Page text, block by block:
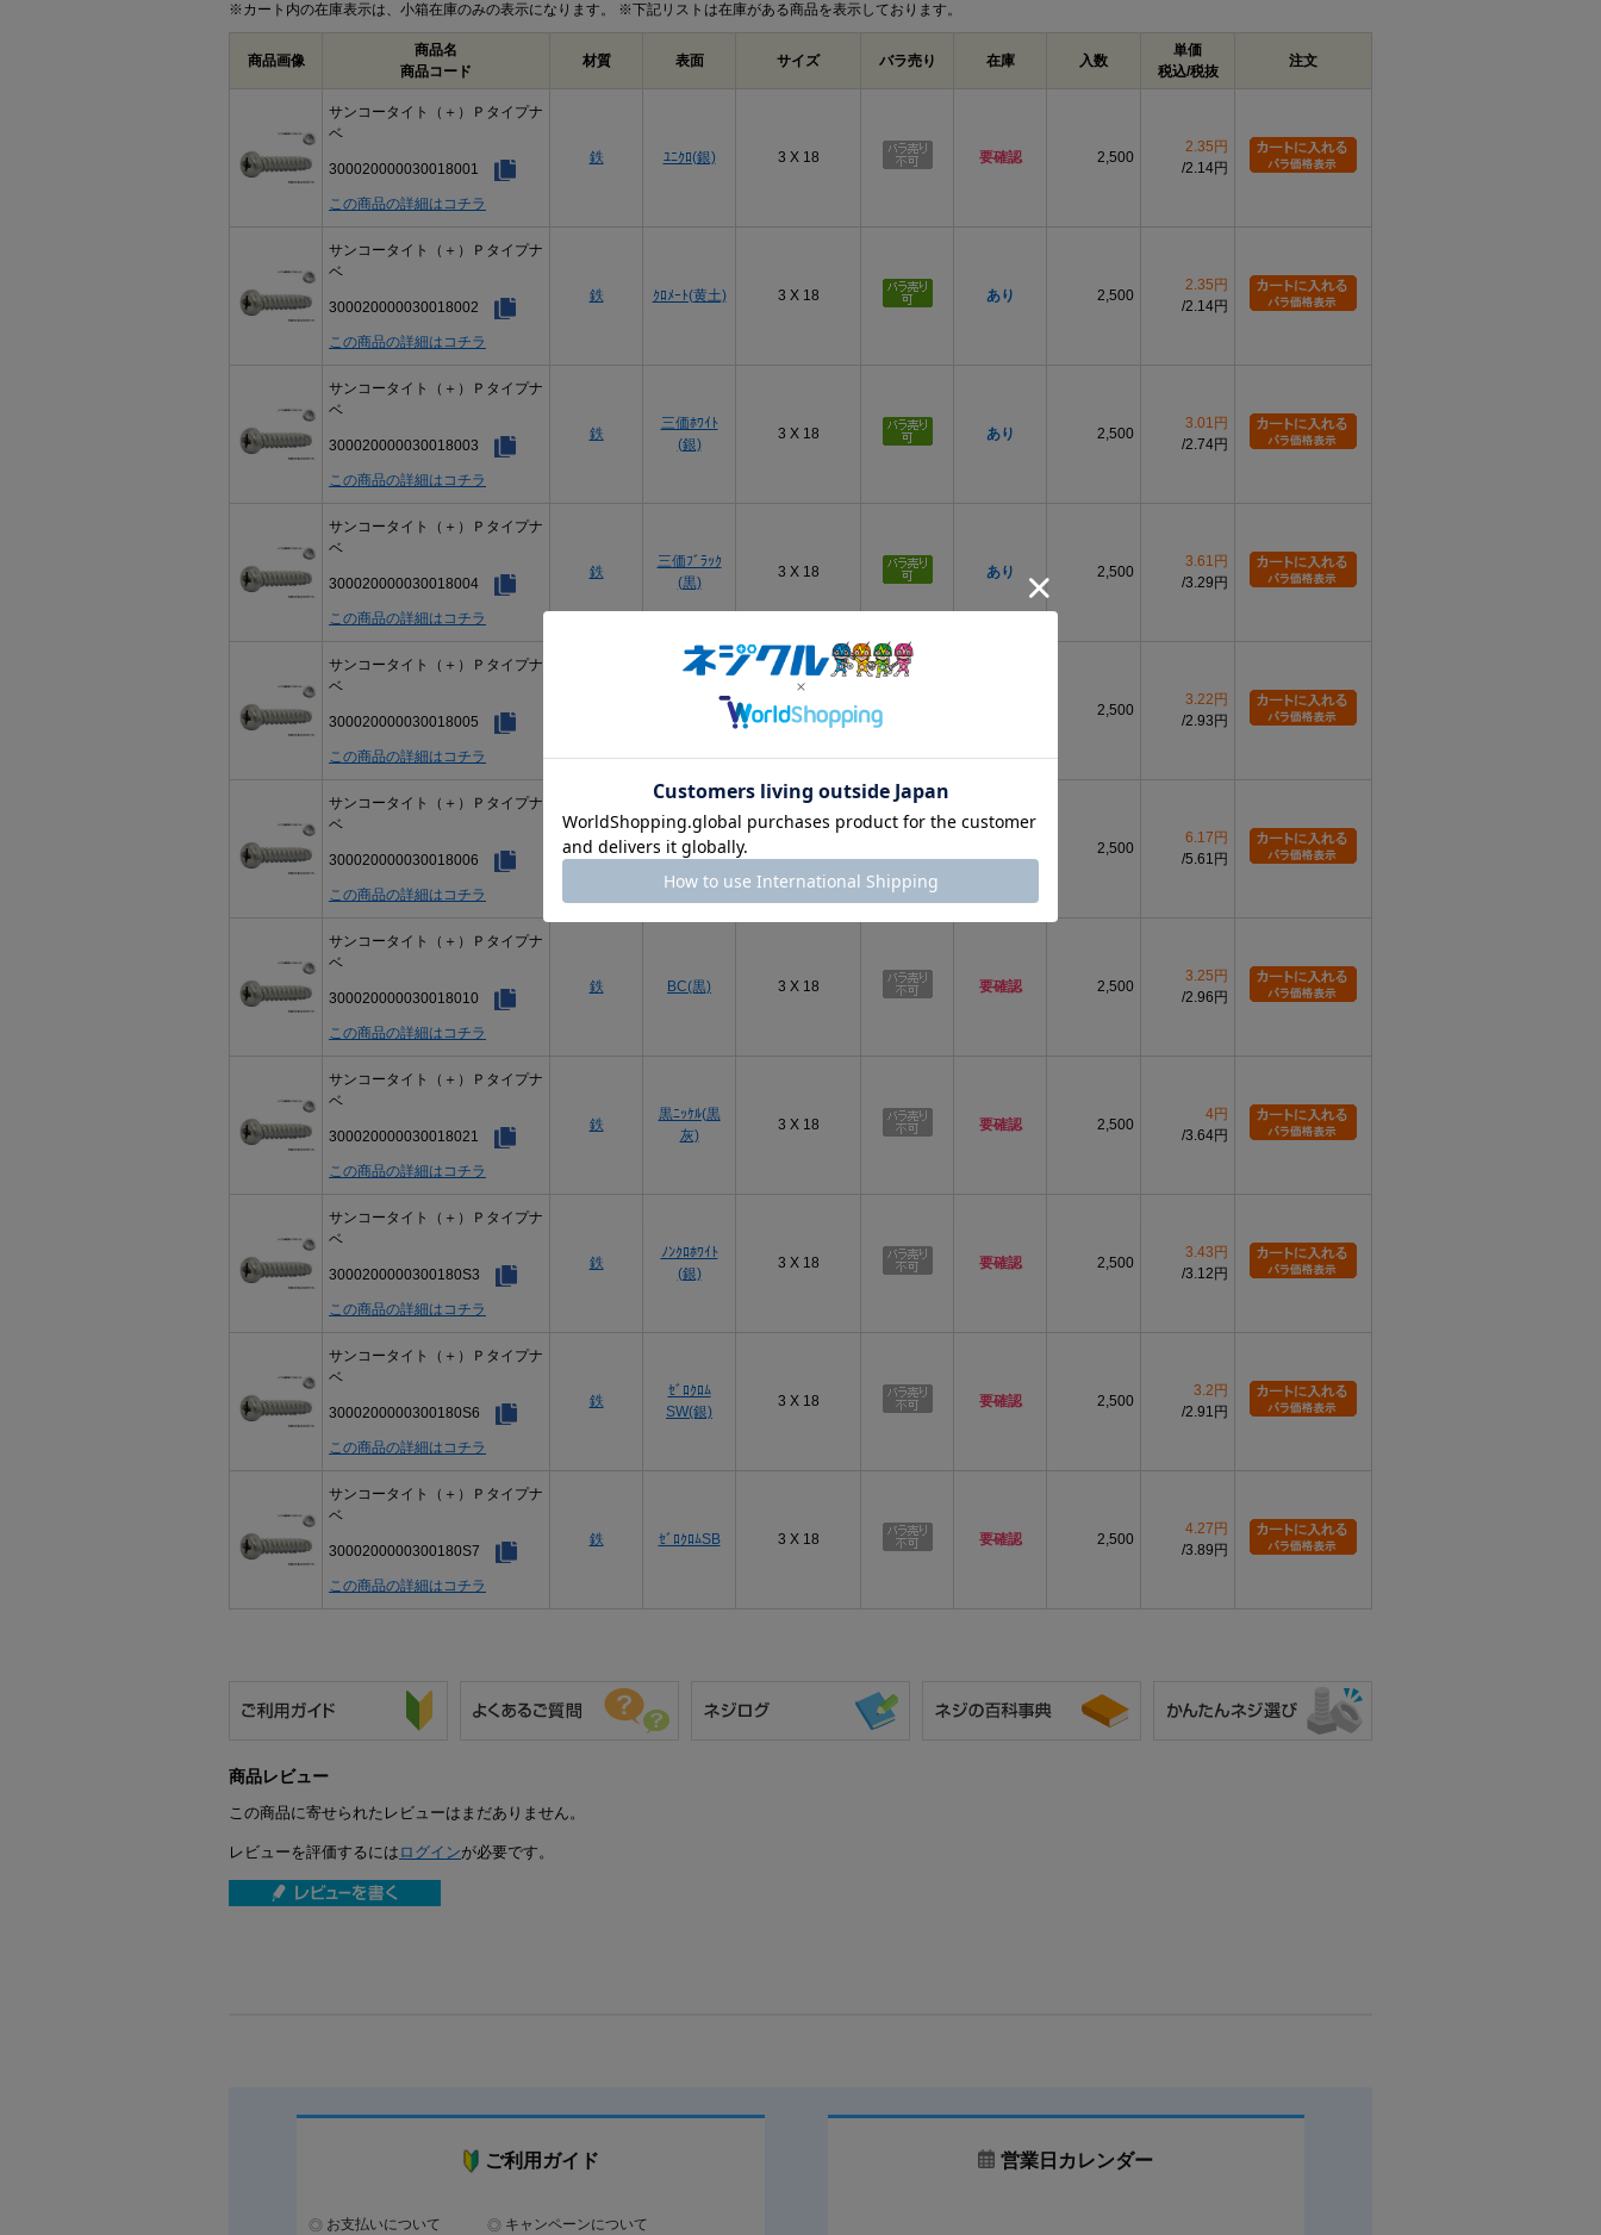
※カート内の在庫表示は、小箱在庫のみの表示になります。 ※下記リストは在庫がある商品を表示しております。
商品画像
商品名
商品コード
材質 表面 サイズ バラ売り 在庫 入数
単価
税込/税抜
注文
サンコータイト（＋）Ｐタイプナ
ベ
300020000030018001
この商品の詳細はコチラ
鉄 ﾕﾆｸﾛ(銀) 3 X 18 要確認 2,500
2.35円
2.14円
サンコータイト（＋）Ｐタイプナ
ベ
300020000030018002
この商品の詳細はコチラ
鉄 ｸﾛﾒｰﾄ(黄土) 3 X 18 あり 2,500
2.35円
2.14円
サンコータイト（＋）Ｐタイプナ
ベ
300020000030018003
この商品の詳細はコチラ
鉄
三価ﾎﾜｲﾄ
(銀)
3 X 18 あり 2,500
3.01円
2.74円
サンコータイト（＋）Ｐタイプナ
ベ
300020000030018004
この商品の詳細はコチラ
鉄
三価ﾌﾞﾗｯｸ
(黒)
3 X 18 あり 2,500
3.61円
3.29円
サンコータイト（＋）Ｐタイプナ
ベ
300020000030018005
この商品の詳細はコチラ
3 X 18 2,500
3.22円
2.93円
サンコータイト（＋）Ｐタイプナ
ベ
300020000030018006
この商品の詳細はコチラ
鉄 ｸﾛｰﾑ(銀) 2,500
6.17円
5.61円
サンコータイト（＋）Ｐタイプナ
ベ
300020000030018010
この商品の詳細はコチラ
鉄 BC(黒) 3 X 18 要確認 2,500
3.25円
2.96円
サンコータイト（＋）Ｐタイプナ
ベ
300020000030018021
この商品の詳細はコチラ
鉄
黒ﾆｯｹﾙ(黒
灰)
3 X 18 要確認 2,500
4円
3.64円
サンコータイト（＋）Ｐタイプナ
ベ
3000200000300180S3
この商品の詳細はコチラ
鉄
ﾉﾝｸﾛﾎﾜｲﾄ
(銀)
3 X 18 要確認 2,500
3.43円
3.12円
サンコータイト（＋）Ｐタイプナ
ベ
3000200000300180S6
この商品の詳細はコチラ
鉄
ｾﾞﾛｸﾛﾑ
SW(銀)
3 X 18 要確認 2,500
3.2円
2.91円
サンコータイト（＋）Ｐタイプナ
ベ
3000200000300180S7
この商品の詳細はコチラ
鉄 ｾﾞﾛｸﾛﾑSB 3 X 18 要確認 2,500
4.27円
3.89円
商品レビュー
この商品に寄せられたレビューはまだありません。
レビューを評価するには ログインが必要です。
ご利用ガイド
お支払いについて キャンペーンについて
営業日カレンダー